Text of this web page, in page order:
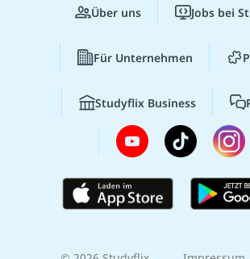
Über uns Jobs bei
Für Unternehmen
Studyflix Business